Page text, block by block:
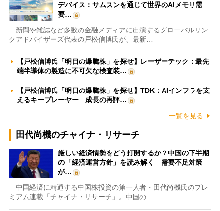
デバイス：サムスンを通じて世界のAIメモリ需
要…
新聞や雑誌など多数の金融メディアに出演するグローバルリン
クアドバイザーズ代表の戸松信博氏が、最新…
【戸松信博氏「明日の爆騰株」を探せ】レーザーテック：最先
端半導体の製造に不可欠な検査装…
【戸松信博氏「明日の爆騰株」を探せ】TDK：AIインフラを支
えるキープレーヤー 成長の再評…
一覧を見る
田代尚機のチャイナ・リサーチ
厳しい経済情勢をどう打開するか？中国の下半期
の「経済運営方針」を読み解く 需要不足対策
が…
中国経済に精通する中国株投資の第一人者・田代尚機氏のプレ
ミアム連載「チャイナ・リサーチ」。中国の…